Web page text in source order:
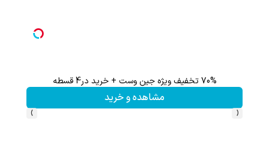
70% تخفیف ویژه جین وست + خرید در4 قسطه
مشاهده و خرید
‹
›